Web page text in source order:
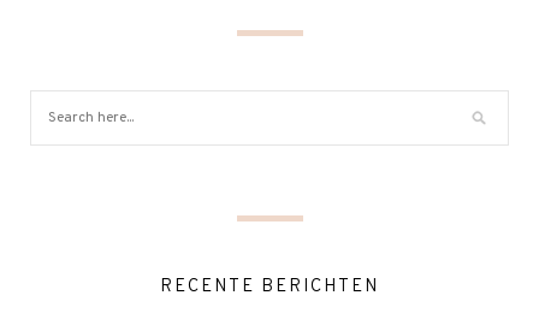
RECENTE BERICHTEN